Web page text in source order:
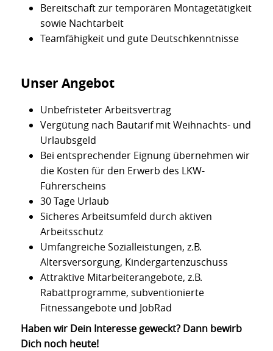
Bereitschaft zur temporären Montagetätigkeit
sowie Nachtarbeit
Teamfähigkeit und gute Deutschkenntnisse
Unser Angebot
Unbefristeter Arbeitsvertrag
Vergütung nach Bautarif mit Weihnachts- und
Urlaubsgeld
Bei entsprechender Eignung übernehmen wir
die Kosten für den Erwerb des LKW-
Führerscheins
30 Tage Urlaub
Sicheres Arbeitsumfeld durch aktiven
Arbeitsschutz
Umfangreiche Sozialleistungen, z.B.
Altersversorgung, Kindergartenzuschuss
Attraktive Mitarbeiterangebote, z.B.
Rabattprogramme, subventionierte
Fitnessangebote und JobRad
Haben wir Dein Interesse geweckt? Dann bewirb
Dich noch heute!